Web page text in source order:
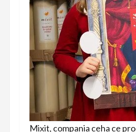
Mixit, compania ceha ce